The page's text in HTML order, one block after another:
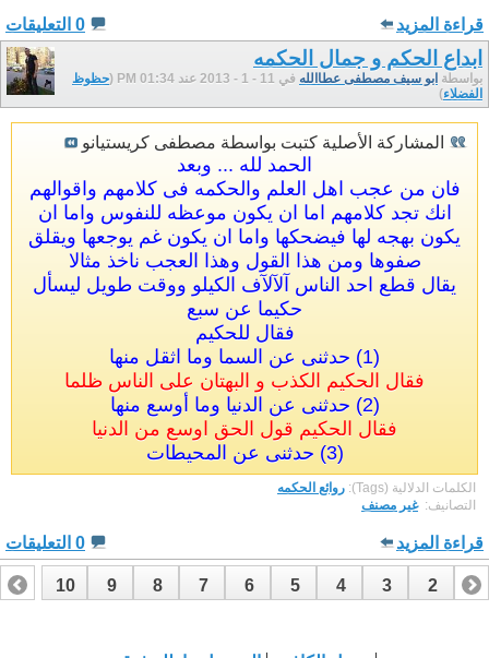
0 التعليقات قراءة المزيد
ابداع الحكم و جمال الحكمه
بواسطة ابو سيف مصطفى عطاالله في 11 - 1 - 2013 عند 01:34 PM (
حظوظ
الفضلاء)
المشاركة الأصلية كتبت بواسطة مصطفى كريستيانو
الحمد لله ... وبعد
فان من عجب اهل العلم والحكمه فى كلامهم واقوالهم
انك تجد كلامهم اما ان يكون موعظه للنفوس واما ان
يكون بهجه لها فيضحكها واما ان يكون غم يوجعها ويقلق
صفوها ومن هذا القول وهذا العجب ناخذ مثالا
يقال قطع احد الناس آلآلآف الكيلو ووقت طويل ليسأل
حكيما عن سبع
فقال للحكيم
(1) حدثنى عن السما وما اثقل منها
فقال الحكيم الكذب و البهتان على الناس ظلما
(2) حدثنى عن الدنيا وما أوسع منها
فقال الحكيم قول الحق اوسع من الدنيا
(3) حدثنى عن المحيطات
الكلمات الدلالية (Tags):
روائع الحكمه
التصانيف: ‏غير مصنف
0 التعليقات قراءة المزيد
1
2
3
4
5
6
7
8
9
10